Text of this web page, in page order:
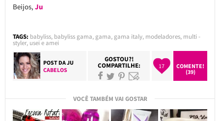
Beijos, Ju
TAGS: babyliss, babyliss gama, gama, gama italy, modeladores, multi -
styler, usei e amei
POST DAJU
CABELOS
GOSTOU?!
COMPARTILHE: 17
COMENTE!
(39)
VOCÊ TAMBÉM VAI GOSTAR